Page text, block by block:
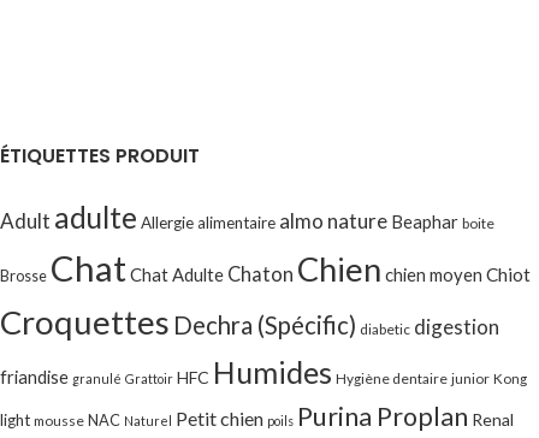
ÉTIQUETTES PRODUIT
Adult adulte Allergie alimentaire almo nature Beaphar boite
Brosse Chat Chat Adulte Chaton Chien chien moyen Chiot
Croquettes Dechra (Spécific) diabetic digestion
friandise granulé Grattoir HFC Humides Hygiène dentaire junior Kong
light mousse NAC Naturel Petit chien poils Purina Proplan Renal